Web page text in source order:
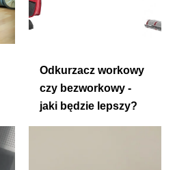
Odkurzacz workowy
czy bezworkowy -
jaki będzie lepszy?